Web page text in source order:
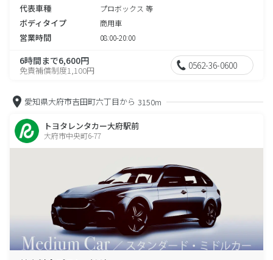
代表車種 プロボックス 等
ボディタイプ 商用車
営業時間 08:00-20:00
6時間まで6,600円
免責補償制度1,100円 0562-36-0600
愛知県大府市吉田町六丁目から 3150m
トヨタレンタカー大府駅前
大府市中央町6-77